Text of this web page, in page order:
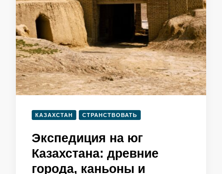
КАЗАХСТАН СТРАНСТВОВАТЬ
Экспедиция на юг
Казахстана: древние
города, каньоны и